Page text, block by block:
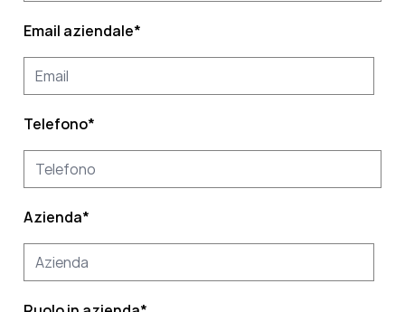
Email aziendale*
Telefono*
Azienda*